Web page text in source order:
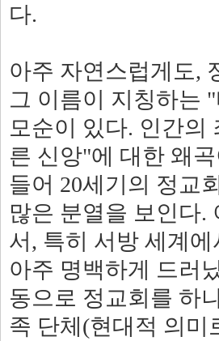
다.
아주 자연스럽게도,
그 이름이 지칭하는
모순이 있다. 인간의
른 신앙"에 대한 왜
들어 20세기의 정교
많은 분열을 보인다.
서, 특히 서방 세계
아주 명백하게 드러
동으로 정교회를 하
족 단체(현대적 의미